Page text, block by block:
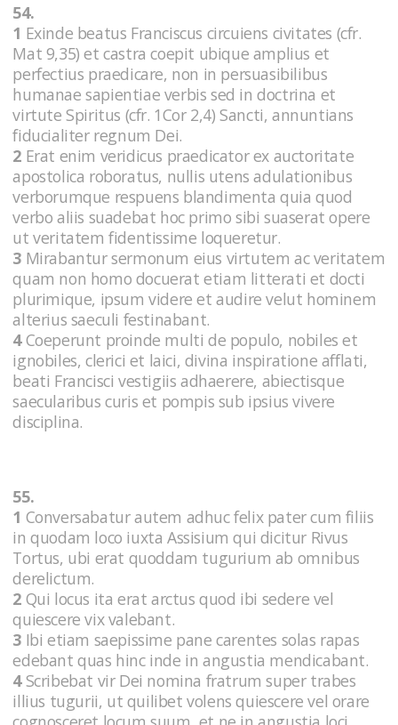
54.
1 Exinde beatus Franciscus circuiens civitates (cfr.
Mat 9,35) et castra coepit ubique amplius et
perfectius praedicare, non in persuasibilibus
humanae sapientiae verbis sed in doctrina et
virtute Spiritus (cfr. 1Cor 2,4) Sancti, annuntians
fiducialiter regnum Dei.
2 Erat enim veridicus praedicator ex auctoritate
apostolica roboratus, nullis utens adulationibus
verborumque respuens blandimenta quia quod
verbo aliis suadebat hoc primo sibi suaserat opere
ut veritatem fidentissime loqueretur.
3 Mirabantur sermonum eius virtutem ac veritatem
quam non homo docuerat etiam litterati et docti
plurimique, ipsum videre et audire velut hominem
alterius saeculi festinabant.
4Coeperunt proinde multi de populo, nobiles et
ignobiles, clerici et laici, divina inspiratione afflati,
beati Francisci vestigiis adhaerere, abiectisque
saecularibus curis et pompis sub ipsius vivere
disciplina.
55.
1 Conversabatur autem adhuc felix pater cum filiis
in quodam loco iuxta Assisium qui dicitur Rivus
Tortus, ubi erat quoddam tugurium ab omnibus
derelictum.
2 Qui locus ita erat arctus quod ibi sedere vel
quiescere vix valebant.
3 Ibi etiam saepissime pane carentes solas rapas
edebant quas hinc inde in angustia mendicabant.
4Scribebat vir Dei nomina fratrum super trabes
illius tugurii, ut quilibet volens quiescere vel orare